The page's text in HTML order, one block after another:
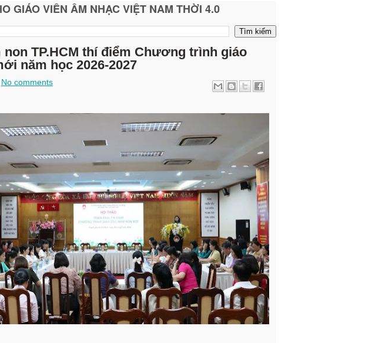
GIÁO VIÊN ÂM NHẠC VIỆT NAM THỜI 4.0
TP.HCM thí điểm Chương trình giáo
năm học 2026-2027
No comments